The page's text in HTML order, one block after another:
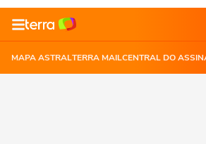
MAPA ASTRALTERRA MAILCENTRAL DO